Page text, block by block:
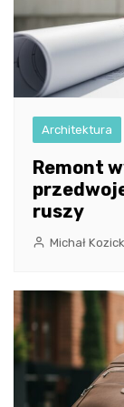
Architektura
Remont
ruszy
Michał